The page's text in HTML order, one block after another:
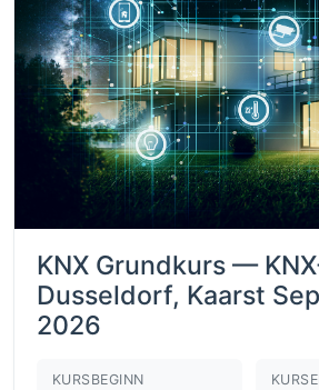
KNX Grundkurs —
Dusseldorf, Kaarst
2026
KURSBEGINN